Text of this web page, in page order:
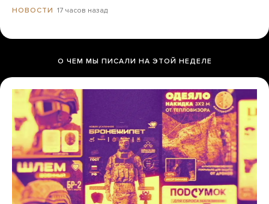
НОВОСТИ 17 часов назад
О ЧЕМ МЫ ПИСАЛИ НА ЭТОЙ НЕДЕЛЕ